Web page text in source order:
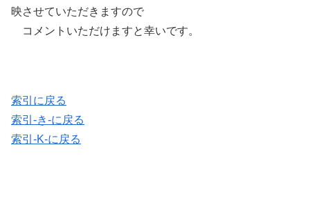
映させていただきますので
コメントいただけますと幸いです。
索引に戻る
索引-き-に戻る
索引-K-に戻る